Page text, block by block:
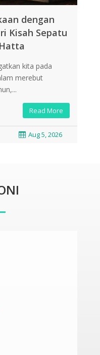
dengan
Kisah Sepatu
kita pada
merebut
Read More
 Aug 5, 2026